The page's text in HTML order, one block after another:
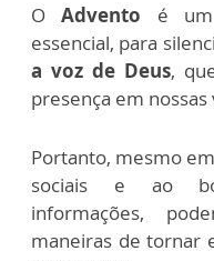
OAdvento é um
essencial, para
a voz de Deus,
presença em nossas
Portanto, mesmo
sociais e ao
informações,
maneiras de tornar